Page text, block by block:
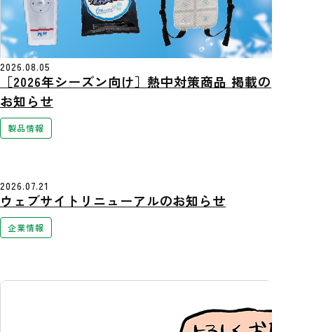
2026.08.05
［2026年シーズン向け］熱中対策商品 掲載の
お知らせ
製品情報
2026.07.21
ウェブサイトリニューアルのお知らせ
企業情報